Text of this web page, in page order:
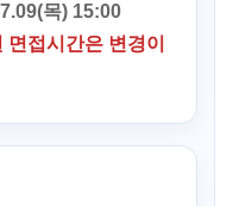
목) 15:00
면접시간은 변경이